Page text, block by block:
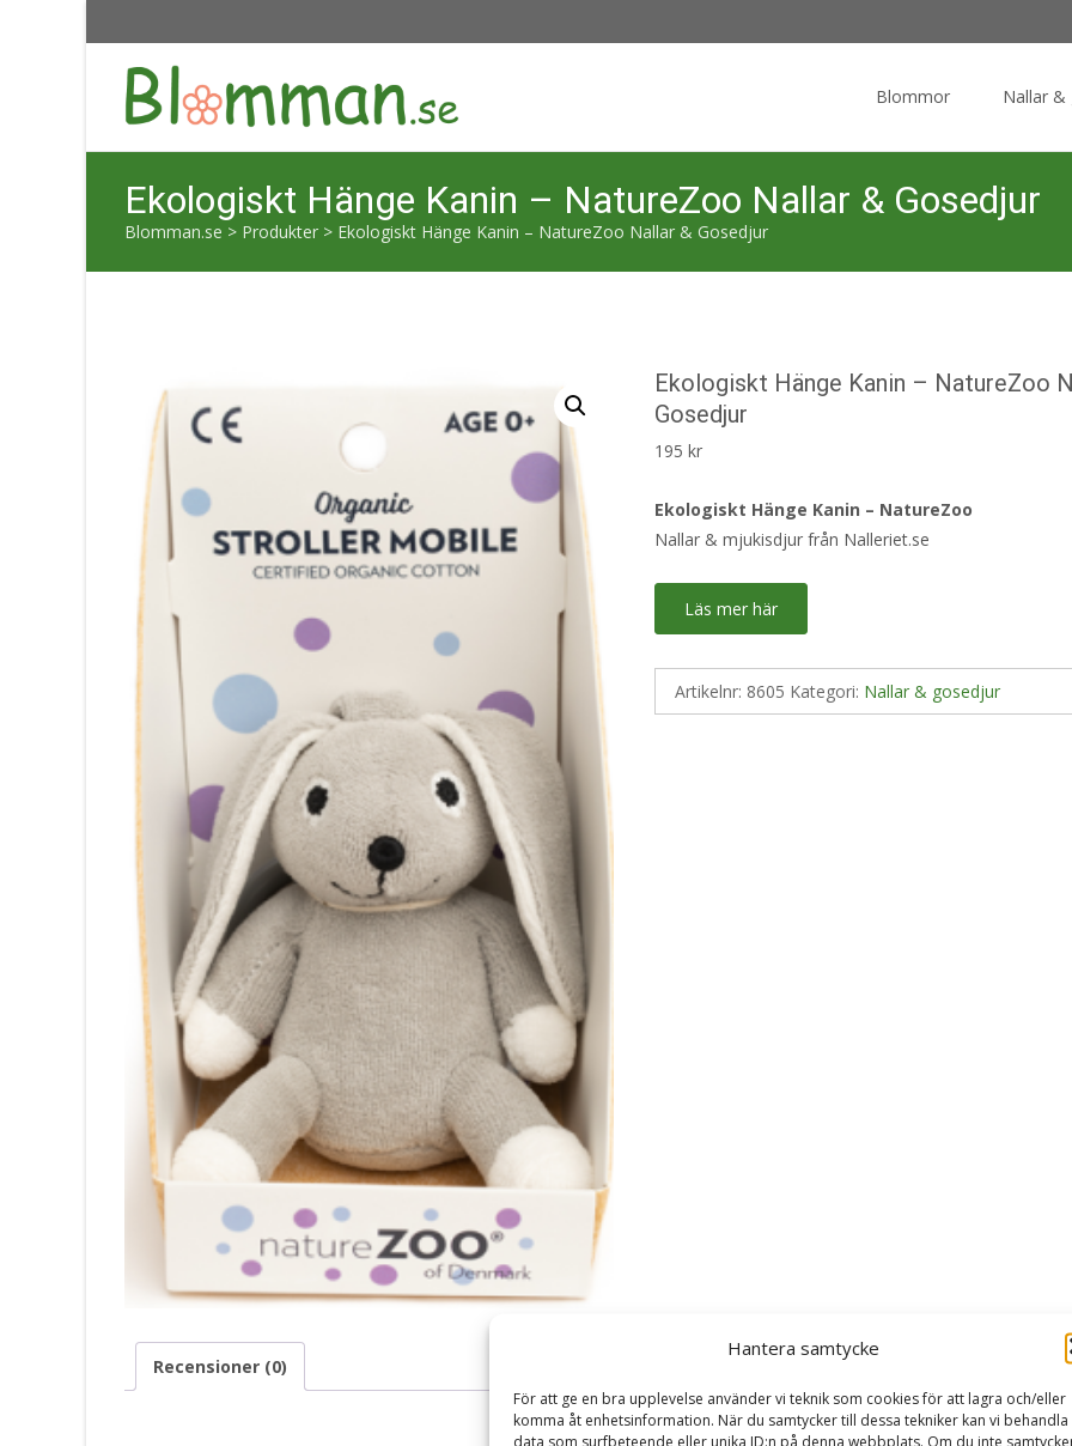
Hantera samtycke
För att ge en bra upplevelse använder vi teknik som cookies för att lagra och/eller
komma åt enhetsinformation. När du samtycker till dessa tekniker kan vi behandla
data som surfbeteende eller unika ID:n på denna webbplats. Om du inte
Blommor Nallar &
Ekologiskt Hänge Kanin – NatureZoo Nallar & Gosedjur
Blomman.se > Produkter > Ekologiskt Hänge Kanin – NatureZoo Nallar & Gosedjur
Ekologiskt Hänge Kanin – NatureZoo
Gosedjur
195kr
Ekologiskt Hänge Kanin – NatureZoo
Nallar & mjukisdjur från Nalleriet.se
Läs mer här
Artikelnr: 8605 Kategori: Nallar & gosedjur
Recensioner (0)